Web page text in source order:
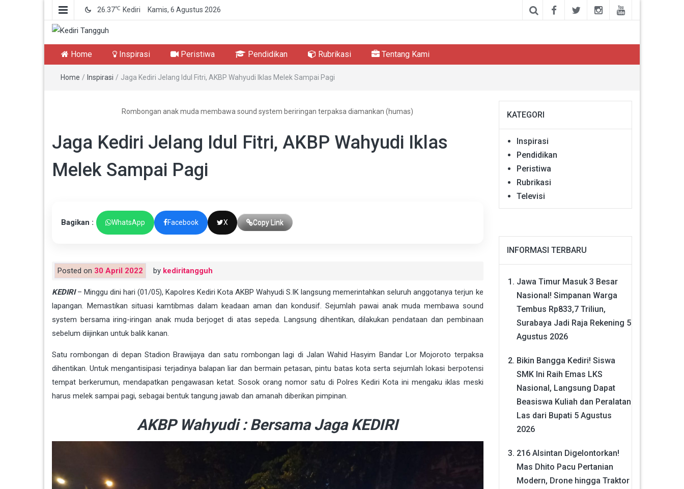
26.37℃ Kediri Kamis, 6 Agustus 2026
Kediri Tangguh
Berita Akurat Terpercaya
Home Inspirasi Peristiwa Pendidikan Rubrikasi Tentang Kami
Home / Inspirasi / Jaga Kediri Jelang Idul Fitri, AKBP Wahyudi Iklas Melek Sampai Pagi
Rombongan anak muda membawa sound system beriringan terpaksa diamankan (humas)
Jaga Kediri Jelang Idul Fitri, AKBP Wahyudi Iklas
Melek Sampai Pagi
Bagikan : WhatsApp Facebook X Copy Link
Posted on 30 April 2022 by kediritangguh
KEDIRI – Minggu dini hari (01/05), Kapolres Kediri Kota AKBP Wahyudi S.IK langsung memerintahkan seluruh anggotanya terjun ke
lapangan. Memastikan situasi kamtibmas dalam keadaan aman dan kondusif. Sejumlah pawai anak muda membawa sound
system bersama iring-iringan anak muda berjoget di atas sepeda. Langsung dihentikan, dilakukan pendataan dan pembinaan
sebelum diijinkan untuk balik kanan.
Satu rombongan di depan Stadion Brawijaya dan satu rombongan lagi di Jalan Wahid Hasyim Bandar Lor Mojoroto terpaksa
dihentikan. Untuk mengantisipasi terjadinya balapan liar dan bermain petasan, pintu batas kota serta sejumlah lokasi berpotensi
tempat berkerumun, mendapatkan pengawasan ketat. Sosok orang nomor satu di Polres Kediri Kota ini mengaku iklas meski
harus melek sampai pagi, sebagai bentuk tangung jawab dan amanah diberikan pimpinan.
AKBP Wahyudi : Bersama Jaga KEDIRI
KATEGORI
Inspirasi
Pendidikan
Peristiwa
Rubrikasi
Televisi
INFORMASI TERBARU
Jawa Timur Masuk 3 Besar
Nasional! Simpanan Warga
Tembus Rp833,7 Triliun,
Surabaya Jadi Raja Rekening 5
Agustus 2026
Bikin Bangga Kediri! Siswa
SMK Ini Raih Emas LKS
Nasional, Langsung Dapat
Beasiswa Kuliah dan Peralatan
Las dari Bupati 5 Agustus
2026
216 Alsintan Digelontorkan!
Mas Dhito Pacu Pertanian
Modern, Drone hingga Traktor